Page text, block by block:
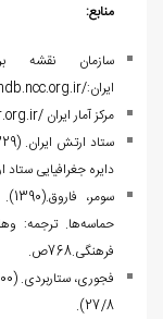
منابع:
سازمان نقشه
ایران:
مرکز آمار ایران
دایره جغرافیایی ستاد
حماسه‌ها. ترجمه:
فرهنگی.768ص.
27/8).